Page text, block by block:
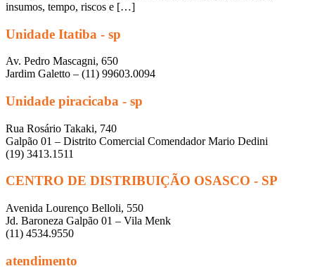
insumos, tempo, riscos e […]
Unidade Itatiba - sp
Av. Pedro Mascagni, 650
Jardim Galetto – (11) 99603.0094
Unidade piracicaba - sp
Rua Rosário Takaki, 740
Galpão 01 – Distrito Comercial Comendador Mario Dedini
(19) 3413.1511
CENTRO DE DISTRIBUIÇÃO OSASCO - SP
Avenida Lourenço Belloli, 550
Jd. Baroneza Galpão 01 – Vila Menk
(11) 4534.9550
atendimento